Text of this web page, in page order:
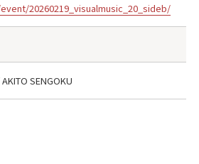
20260219_visualmusic_20_sideb/
SENGOKU